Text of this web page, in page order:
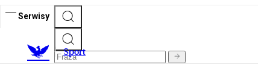
Serwisy
Sport